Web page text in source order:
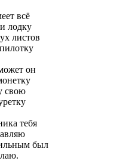
всё
лодку
листов
он
свою
тебя
был